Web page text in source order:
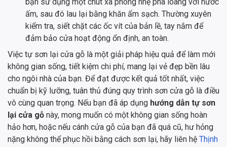
ấm, sau đó lau lại bằng khăn ẩm sạch. Thường xuyên
kiểm tra, siết chặt các ốc vít của bản lề, tay nắm để
đảm bảo cửa hoạt động ổn định, an toàn.
Việc tự sơn lại cửa gỗ là một giải pháp hiệu quả để làm mới
không gian sống, tiết kiệm chi phí, mang lại vẻ đẹp bền lâu
cho ngôi nhà của bạn. Để đạt được kết quả tốt nhất, việc
chuẩn bị kỹ lưỡng, tuân thủ đúng quy trình sơn cửa gỗ là điều
vô cùng quan trọng. Nếu bạn đã áp dụng hướng dẫn tự sơn
lại cửa gỗ này, mong muốn có một không gian sống hoàn
hảo hơn, hoặc nếu cánh cửa gỗ của bạn đã quá cũ, hư hỏng
nặng không thể phục hồi bằng cách sơn lại, hãy liên hệ Thịnh